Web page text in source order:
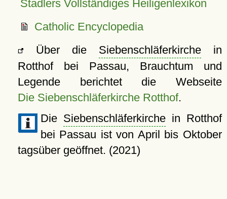
Stadlers Vollständiges Heiligenlexikon
Catholic Encyclopedia
Über die Siebenschläferkirchein
Rotthof bei Passau, Brauchtum und
Legende berichtet die Webseite
Die Siebenschläferkirche Rotthof.
Die Siebenschläferkirchein Rotthof
bei Passau ist von April bis Oktober
tagsüber geöffnet. (2021)